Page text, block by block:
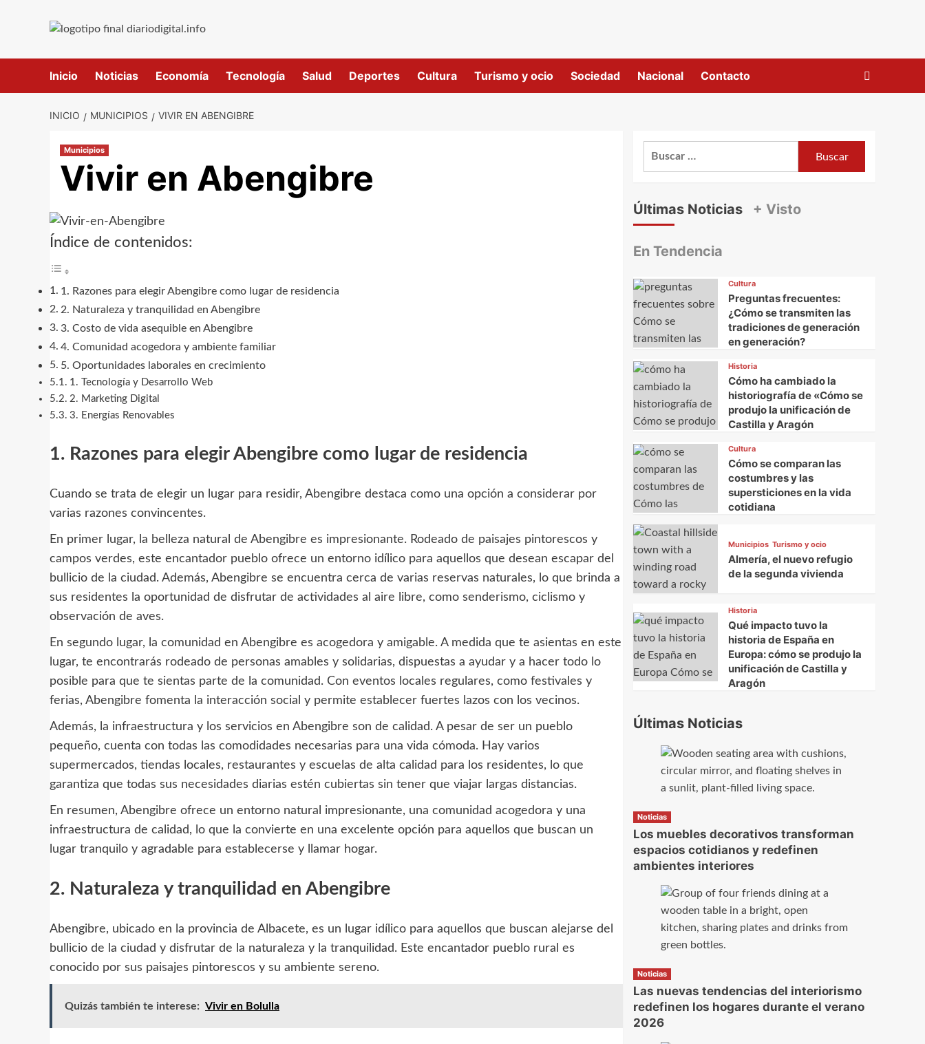
Inicio Noticias Economía Tecnología Salud Deportes Cultura Turismo y ocio Sociedad Nacional Contacto
INICIO MUNICIPIOS VIVIR EN ABENGIBRE
Municipios
Vivir en Abengibre
Índice de contenidos:
1. Razones para elegir Abengibre como lugar de residencia
2. Naturaleza y tranquilidad en Abengibre
3. Costo de vida asequible en Abengibre
4. Comunidad acogedora y ambiente familiar
5. Oportunidades laborales en crecimiento
1. Tecnología y Desarrollo Web
2. Marketing Digital
3. Energías Renovables
1. Razones para elegir Abengibre como lugar de residencia
Cuando se trata de elegir un lugar para residir, Abengibre destaca como una opción a considerar por
varias razones convincentes.
En primer lugar, la belleza natural de Abengibre es impresionante. Rodeado de paisajes pintorescos y
campos verdes, este encantador pueblo ofrece un entorno idílico para aquellos que desean escapar del
bullicio de la ciudad. Además, Abengibre se encuentra cerca de varias reservas naturales, lo que brinda a
sus residentes la oportunidad de disfrutar de actividades al aire libre, como senderismo, ciclismo y
observación de aves.
En segundo lugar, la comunidad en Abengibre es acogedora y amigable. A medida que te asientas en este
lugar, te encontrarás rodeado de personas amables y solidarias, dispuestas a ayudar y a hacer todo lo
posible para que te sientas parte de la comunidad. Con eventos locales regulares, como festivales y
ferias, Abengibre fomenta la interacción social y permite establecer fuertes lazos con los vecinos.
Además, la infraestructura y los servicios en Abengibre son de calidad. A pesar de ser un pueblo
pequeño, cuenta con todas las comodidades necesarias para una vida cómoda. Hay varios
supermercados, tiendas locales, restaurantes y escuelas de alta calidad para los residentes, lo que
garantiza que todas sus necesidades diarias estén cubiertas sin tener que viajar largas distancias.
En resumen, Abengibre ofrece un entorno natural impresionante, una comunidad acogedora y una
infraestructura de calidad, lo que la convierte en una excelente opción para aquellos que buscan un
lugar tranquilo y agradable para establecerse y llamar hogar.
2. Naturaleza y tranquilidad en Abengibre
Abengibre, ubicado en la provincia de Albacete, es un lugar idílico para aquellos que buscan alejarse del
bullicio de la ciudad y disfrutar de la naturaleza y la tranquilidad. Este encantador pueblo rural es
conocido por sus paisajes pintorescos y su ambiente sereno.
Quizás también te interese: Vivir en Bolulla
Últimas Noticias + Visto
En Tendencia
Cultura
Preguntas frecuentes:
¿Cómo se transmiten las
tradiciones de generación
en generación?
Historia
Cómo ha cambiado la
historiografía de «Cómo se
produjo la unificación de
Castilla y Aragón
Cultura
Cómo se comparan las
costumbres y las
supersticiones en la vida
cotidiana
Municipios Turismo y ocio
Almería, el nuevo refugio
de la segunda vivienda
Historia
Qué impacto tuvo la
historia de España en
Europa: cómo se produjo la
unificación de Castilla y
Aragón
Últimas Noticias
Noticias
Los muebles decorativos transforman
espacios cotidianos y redefinen
ambientes interiores
Noticias
Las nuevas tendencias del interiorismo
redefinen los hogares durante el verano
2026